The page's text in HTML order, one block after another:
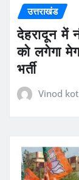
उत्तराखंड
देहरादून में
को लगेगा
भर्ती
Vinod